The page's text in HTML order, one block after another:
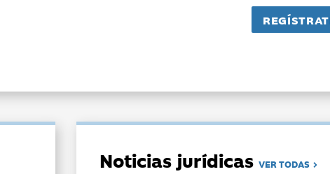
Noticias jurídicasVER TODAS